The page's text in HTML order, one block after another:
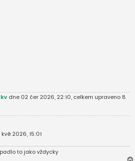
dne 02 čer 2026, 22:10, celkem upraveno 8
2026, 15:01
to jako vždycky